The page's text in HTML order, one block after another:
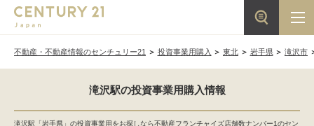
不動産・不動産情報のセンチュリー21 投資事業用購入 東北 岩手県 滝沢市
滝沢駅の投資事業用購入情報
滝沢駅「岩手県」の投資事業用をお探しなら不動産フランチャイズ店舗数ナンバー1のセン